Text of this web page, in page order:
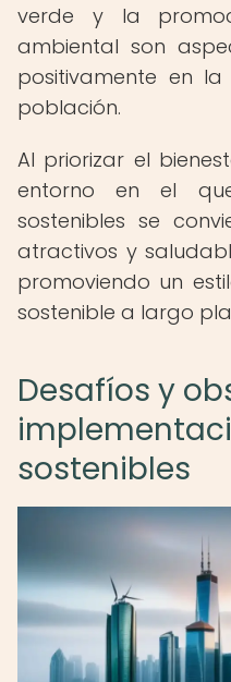
verde y la
ambiental son
positivamente en
población.
Al priorizar el
entorno en el
sostenibles se
atractivos y
promoviendo un
sostenible a largo
Desafíos y
sostenibles